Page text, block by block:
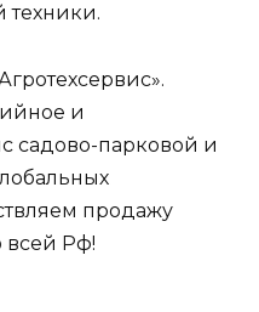
техники.
и
садово-парковой и
продажу
всей Рф!